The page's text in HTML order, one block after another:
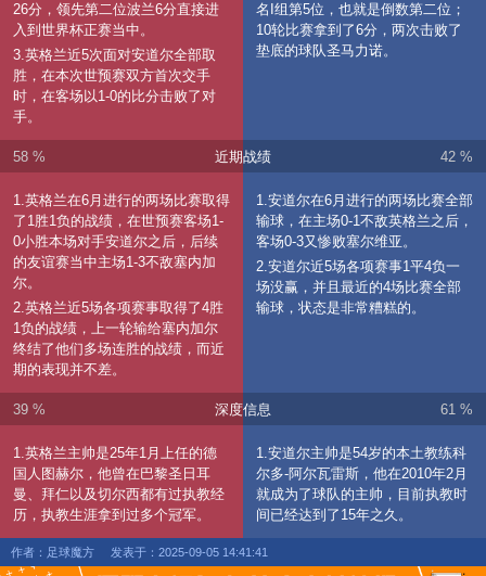
26分，领先第二位波兰6分直接进
入到世界杯正赛当中。
3.英格兰近5次面对安道尔全部取
胜，在本次世预赛双方首次交手
时，在客场以1-0的比分击败了对
手。
名I组第5位，也就是倒数第二位；
10轮比赛拿到了6分，两次击败了
垫底的球队圣马力诺。
近期战绩
58 %
1.英格兰在6月进行的两场比赛取得
了1胜1负的战绩，在世预赛客场1-
0小胜本场对手安道尔之后，后续
的友谊赛当中主场1-3不敌塞内加
尔。
2.英格兰近5场各项赛事取得了4胜
1负的战绩，上一轮输给塞内加尔
终结了他们多场连胜的战绩，而近
期的表现并不差。
42 %
1.安道尔在6月进行的两场比赛全部
输球，在主场0-1不敌英格兰之后，
客场0-3又惨败塞尔维亚。
2.安道尔近5场各项赛事1平4负一
场没赢，并且最近的4场比赛全部
输球，状态是非常糟糕的。
深度信息
39 %
1.英格兰主帅是25年1月上任的德
国人图赫尔，他曾在巴黎圣日耳
曼、拜仁以及切尔西都有过执教经
历，执教生涯拿到过多个冠军。
61 %
1.安道尔主帅是54岁的本土教练科
尔多-阿尔瓦雷斯，他在2010年2月
就成为了球队的主帅，目前执教时
间已经达到了15年之久。
作者：足球魔方 发表于：2025-09-05 14:41:41